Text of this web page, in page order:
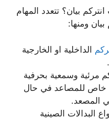
بيان؟ تتعدد المهام
ومنها:
الداخلية او الخارجية
مرئية وسمعية بحرفية
خاص للمصاعد في حال
المصعد.
البدالات الصينية